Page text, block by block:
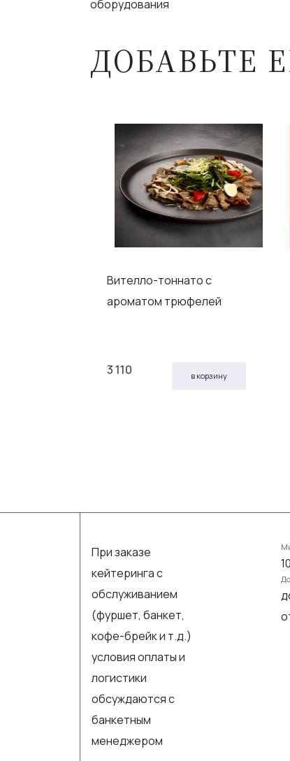
оборудования
ДОБАВЬТЕ
Вителло-тоннато с
ароматом трюфелей
3 110 в корзину
При заказе
кейтеринга с
обслуживанием
(фуршет, банкет,
кофе-брейк и т.д.)
условия оплаты и
логистики
обсуждаются с
банкетным
менеджером